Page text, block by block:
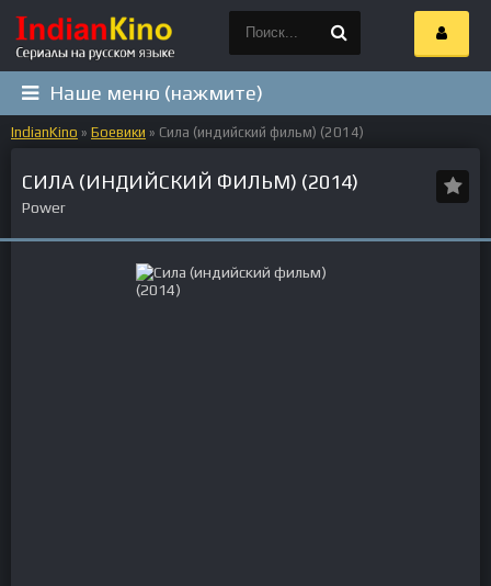
Наше меню (нажмите)
IndianKino » Боевики » Сила (индийский фильм) (2014)
СИЛА (ИНДИЙСКИЙ ФИЛЬМ) (2014)
Power